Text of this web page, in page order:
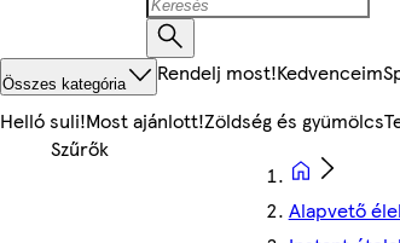
Összes kategória Rendelj most!Kedvenceim
Helló suli!Most ajánlott!Zöldség és gyümölcs
Alapvető